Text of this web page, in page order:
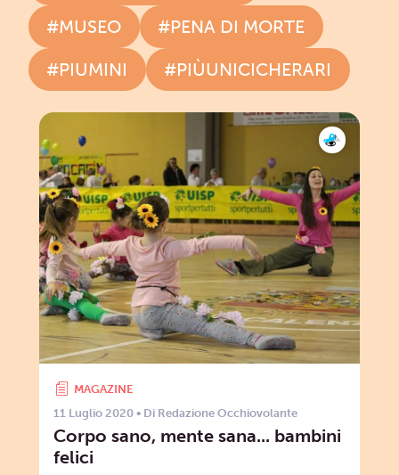
MAGAZINE
11 Luglio 2020 • Di Redazione Occhiovolante
Corpo sano, mente sana... bambini
felici
#MUSEO
#PENA DI MORTE
#PIUMINI
#PIÙUNICICHERARI